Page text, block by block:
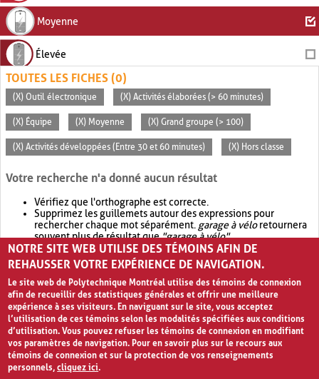
Moyenne
Élevée
TOUTES LES FICHES (0)
(X) Outil électronique (X) Activités élaborées (> 60 minutes)
(X) Équipe (X) Moyenne (X) Grand groupe (> 100)
(X) Activités développées (Entre 30 et 60 minutes) (X) Hors classe
Votre recherche n'a donné aucun résultat
Vérifiez que l'orthographe est correcte.
Supprimez les guillemets autour des expressions pour
rechercher chaque mot séparément. garage à véloretournera
souvent plus de résultat que"garage à vélo".
Envisagez d'élargir votre recherche avec OR.garage OR vélo
retournera souvent plus de résultat quegarage à vélo
NOTRE SITE WEB UTILISE DES TÉMOINS AFIN DE
REHAUSSER VOTRE EXPÉRIENCE DE NAVIGATION.
Le site web de Polytechnique Montréal utilise des témoins de connexion
afin de recueillir des statistiques générales et offrir une meilleure
expérience à ses visiteurs. En naviguant sur le site, vous acceptez
l’utilisation de ces témoins selon les modalités spécifiées aux conditions
d’utilisation. Vous pouvez refuser les témoins de connexion en modifiant
vos paramètres de navigation. Pour en savoir plus sur le recours aux
témoins de connexion et sur la protection de vos renseignements
personnels,cliquez ici.